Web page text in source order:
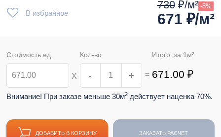
В избранное
730₽/м² -8%
671 ₽/м²
Стоимость ед.
Х
Кол-во
- + =
Итого: за 1 м²
671.00 ₽
Внимание! При заказе меньше 30м2 действует наценка 70%.
ДОБАВИТЬ В КОРЗИНУ ЗАКАЗАТЬ РАСЧЕТ